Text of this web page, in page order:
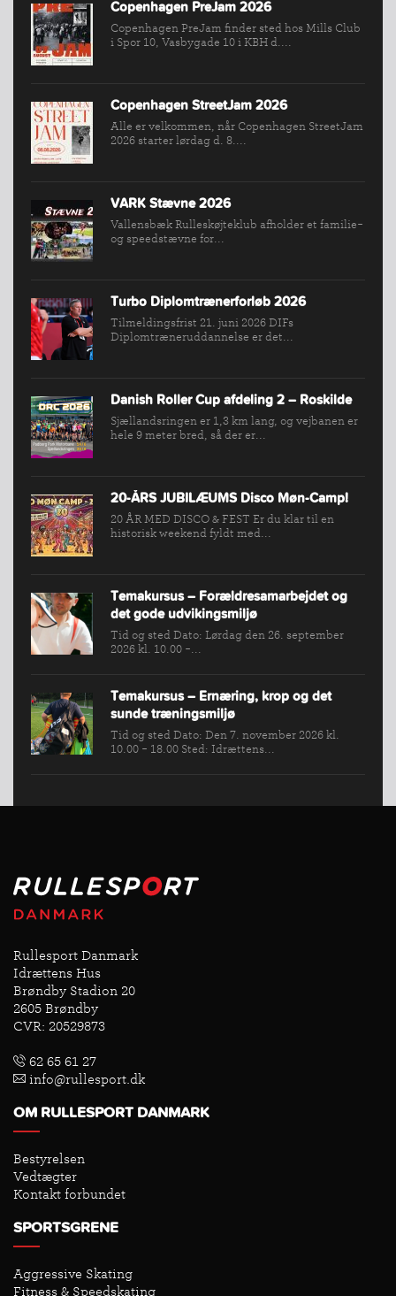
INDMELDELSE
BREDDEPULJE
NYHEDER
SPORTSGRENE
FORBUNDET
KONKURRENCER
Copenhagen PreJam 2026
Copenhagen PreJam finder sted hos Mills Club
i Spor 10, Vasbygade 10 i KBH d....
Copenhagen StreetJam 2026
Alle er velkommen, når Copenhagen StreetJam
2026 starter lørdag d. 8....
VARK Stævne 2026
Vallensbæk Rulleskøjteklub afholder et familie-
og speedstævne for...
Turbo Diplomtrænerforløb 2026
Tilmeldingsfrist 21. juni 2026 DIFs
Diplomtræneruddannelse er det...
Danish Roller Cup afdeling 2 – Roskilde
Sjællandsringen er 1,3 km lang, og vejbanen er
hele 9 meter bred, så der er...
20-ÅRS JUBILÆUMS Disco Møn-Camp!
20 ÅR MED DISCO & FEST Er du klar til en
historisk weekend fyldt med...
Temakursus – Forældresamarbejdet og
det gode udvikingsmiljø
Tid og sted Dato: Lørdag den 26. september
2026 kl. 10.00 -...
Temakursus – Ernæring, krop og det
sunde træningsmiljø
Tid og sted Dato: Den 7. november 2026 kl.
10.00 - 18.00 Sted: Idrættens...
Rullesport Danmark
Idrættens Hus
Brøndby Stadion 20
2605 Brøndby
CVR: 20529873
62 65 61 27
info@rullesport.dk
OM RULLESPORT DANMARK
Bestyrelsen
Vedtægter
Kontakt forbundet
SPORTSGRENE
Aggressive Skating
Fitness & Speedskating